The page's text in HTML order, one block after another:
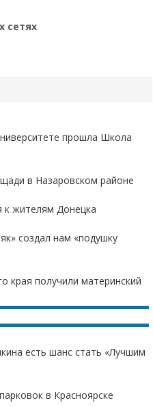
сетях
прошла Школа
в Назаровском районе
к жителям Донецка
создал нам «подушку
края получили материнский
есть шанс стать «Лучшим
в Красноярске